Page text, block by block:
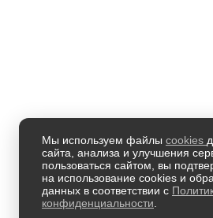
Мы используем файлы cookies
сайта, анализа и улучшения
пользоваться сайтом, вы
на использование cookies и
данных в соответствии с
конфиденциальности